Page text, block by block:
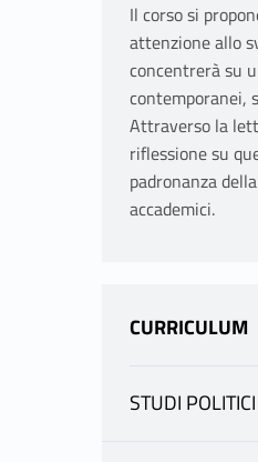
Il corso si
attenzione allo
concentrerà su
contemporanei,
Attraverso la
riflessione su
padronanza
accademici.
CURRICULUM
STUDI